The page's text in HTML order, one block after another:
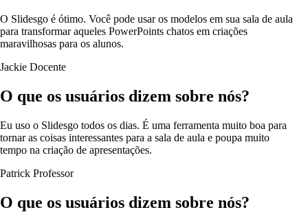
O Slidesgo é ótimo. Você pode usar os modelos em sua sala de aula
para transformar aqueles PowerPoints chatos em criações
maravilhosas para os alunos.
Jackie Docente
O que os usuários dizem sobre nós?
Eu uso o Slidesgo todos os dias. É uma ferramenta muito boa para
tornar as coisas interessantes para a sala de aula e poupa muito
tempo na criação de apresentações.
Patrick Professor
O que os usuários dizem sobre nós?